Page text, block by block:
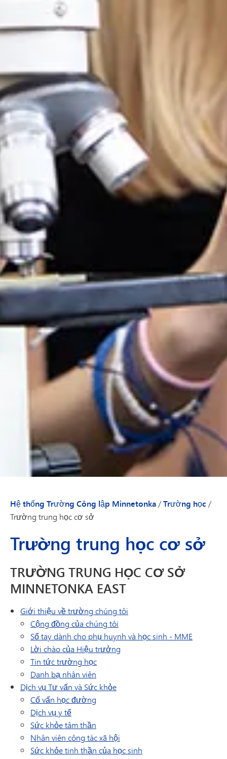
Hệ thống Trường Công lập Minnetonka/Trường học /
Trường trung học cơ sở
Trường trung học cơ sở
TRƯỜNG TRUNG HỌC CƠ SỞ
MINNETONKA EAST
Giới thiệu về trường chúng tôi
Cộng đồng của chúng tôi
Sổ tay dành cho phụ huynh và học sinh - MME
Lời chào của Hiệu trưởng
Tin tức trường học
Danh bạ nhân viên
Dịch vụ Tư vấn và Sức khỏe
Cố vấn học đường
Dịch vụ y tế
Sức khỏe tâm thần
Nhân viên công tác xã hội
Sức khỏe tinh thần của học sinh